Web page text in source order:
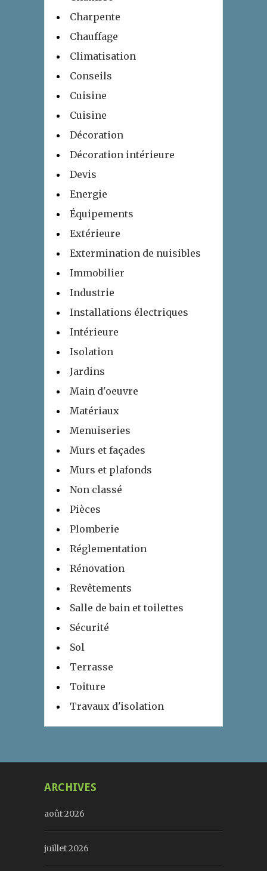
Charpente
Chauffage
Climatisation
Conseils
Cuisine
Cuisine
Décoration
Décoration intérieure
Devis
Energie
Équipements
Extérieure
Extermination de nuisibles
Immobilier
Industrie
Installations électriques
Intérieure
Isolation
Jardins
Main d'oeuvre
Matériaux
Menuiseries
Murs et façades
Murs et plafonds
Non classé
Pièces
Plomberie
Réglementation
Rénovation
Revêtements
Salle de bain et toilettes
Sécurité
Sol
Terrasse
Toiture
Travaux d'isolation
ARCHIVES
août 2026
juillet 2026